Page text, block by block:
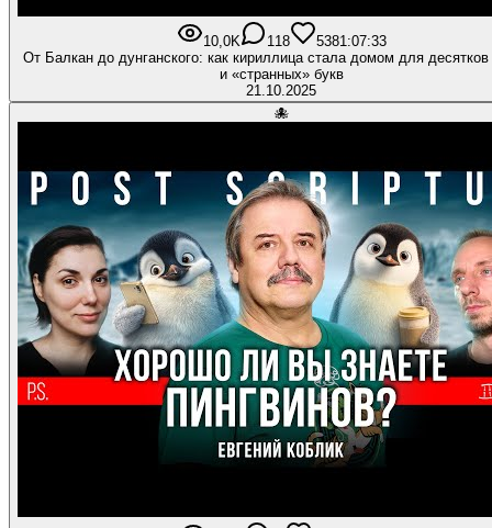
10,0K 118 5381:07:33
От Балкан до дунганского: как кириллица стала домом для десятков
и «странных» букв
21.10.2025
🐙